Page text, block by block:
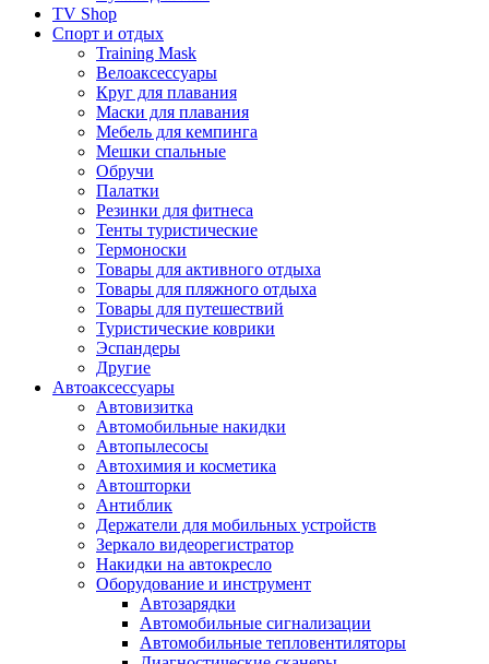
TV Shop
Спорт и отдых
Training Mask
Велоаксессуары
Круг для плавания
Маски для плавания
Мебель для кемпинга
Мешки спальные
Обручи
Палатки
Резинки для фитнеса
Тенты туристические
Термоноски
Товары для активного отдыха
Товары для пляжного отдыха
Товары для путешествий
Туристические коврики
Эспандеры
Другие
Автоаксессуары
Автовизитка
Автомобильные накидки
Автопылесосы
Автохимия и косметика
Автошторки
Антиблик
Держатели для мобильных устройств
Зеркало видеорегистратор
Накидки на автокресло
Оборудование и инструмент
Автозарядки
Автомобильные сигнализации
Автомобильные тепловентиляторы